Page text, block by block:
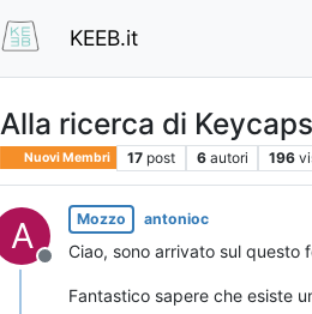
KEEB.it
Alla ricerca di
Nuovi Membri 17 post 6 autori 196
A
Non in linea
Mozzo antonioc
Ciao, sono arrivato sul questo
Fantastico sapere che esiste